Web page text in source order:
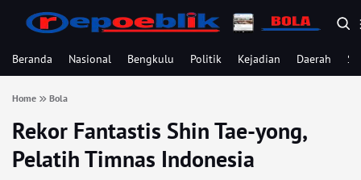
Beranda Nasional Bengkulu Politik Kejadian Daerah
Home Bola
Rekor Fantastis Shin Tae-yong,
Pelatih Timnas Indonesia